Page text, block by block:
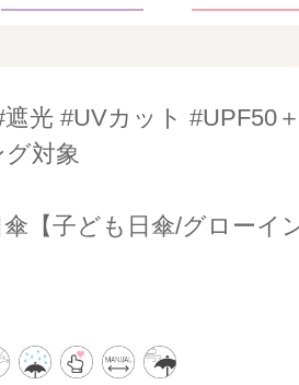
光 #UVカット #UPF50＋
対象
【子ども日傘/グローイ